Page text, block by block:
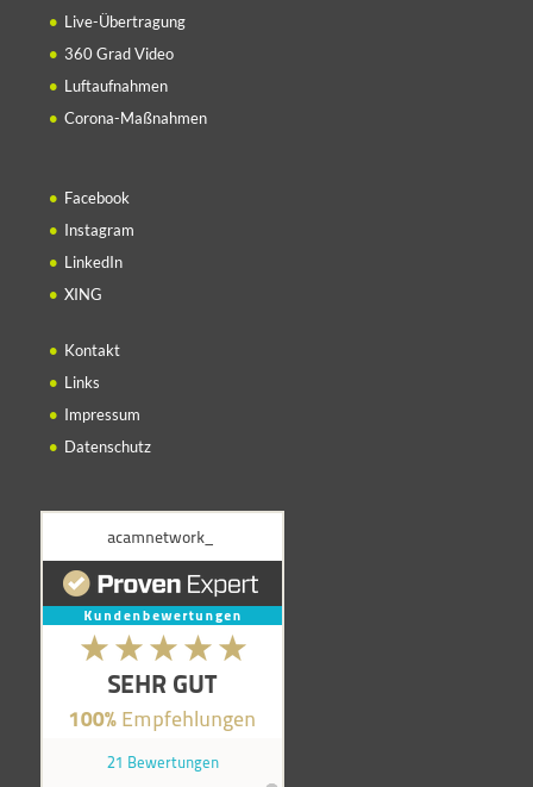
Facebook
Instagram
LinkedIn
XING
Kontakt
Links
Impressum
Datenschutz
Live-Übertragung
360 Grad Video
Luftaufnahmen
Corona-Maßnahmen